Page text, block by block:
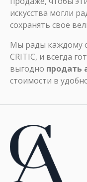
искусства могли
сохранять свое
Мы рады каждому
CRITIC, и всегда
выгодно продать
стоимости в